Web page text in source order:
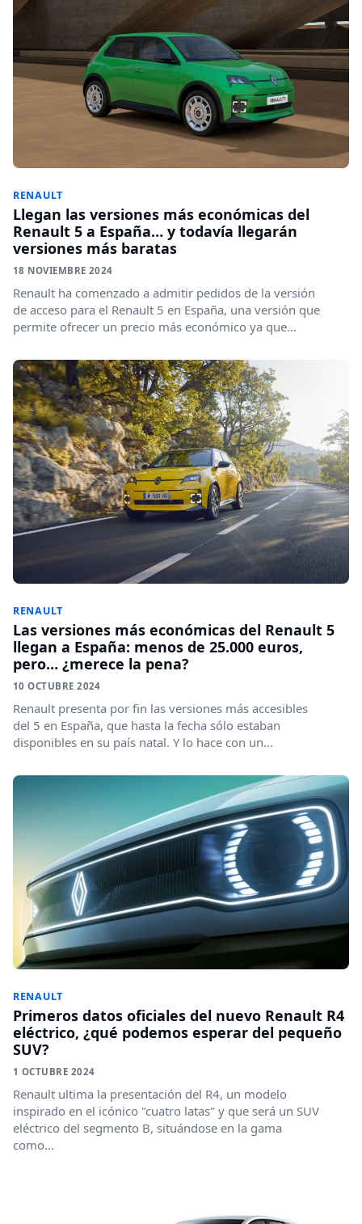
RENAULT
Llegan las versiones más económicas del
Renault 5 a España… y todavía llegarán
versiones más baratas
18 NOVIEMBRE 2024
Renault ha comenzado a admitir pedidos de la versión
de acceso para el Renault 5 en España, una versión que
permite ofrecer un precio más económico ya que...
RENAULT
Las versiones más económicas del Renault 5
llegan a España: menos de 25.000 euros,
pero… ¿merece la pena?
10 OCTUBRE 2024
Renault presenta por fin las versiones más accesibles
del 5 en España, que hasta la fecha sólo estaban
disponibles en su país natal. Y lo hace con un...
RENAULT
Primeros datos oficiales del nuevo Renault R4
eléctrico, ¿qué podemos esperar del pequeño
SUV?
1 OCTUBRE 2024
Renault ultima la presentación del R4, un modelo
inspirado en el icónico "cuatro latas" y que será un SUV
eléctrico del segmento B, situándose en la gama
como...